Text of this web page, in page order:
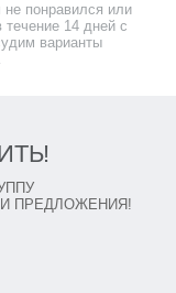
понравился или
14 дней с
варианты
ПРЕДЛОЖЕНИЯ!